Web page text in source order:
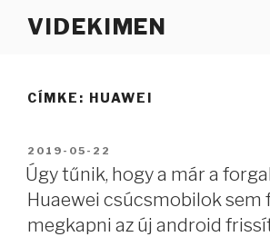
VIDEKIMEN
CÍMKE: HUAWEI
BEKÜLDVE:
2019-05-22
Úgy tűnik, hogy a már a
Huaewei csúcsmobilok sem
megkapni az új android